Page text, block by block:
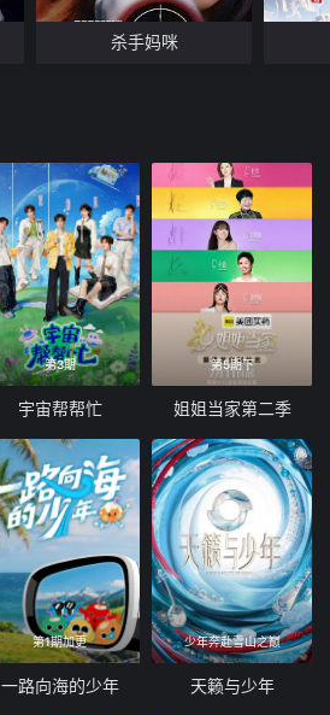
杀手妈咪
第3期
宇宙帮帮忙
第5期下
姐姐当家第二季
第1期加更
一路向海的少年
少年奔赴雪山之巅
天籁与少年